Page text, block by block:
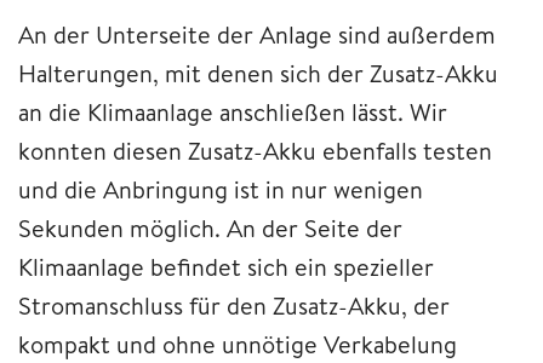
An der Unterseite der Anlage sind außerdem
Halterungen, mit denen sich der Zusatz-Akku
an die Klimaanlage anschließen lässt. Wir
konnten diesen Zusatz-Akku ebenfalls testen
und die Anbringung ist in nur wenigen
Sekunden möglich. An der Seite der
Klimaanlage befindet sich ein spezieller
Stromanschluss für den Zusatz-Akku, der
kompakt und ohne unnötige Verkabelung